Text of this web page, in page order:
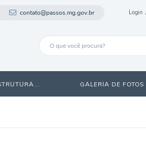
Login
contato@passos.mg.gov.br
GALERIA DE FOTOS